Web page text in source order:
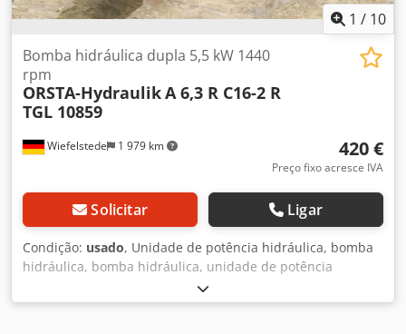
1 / 10
Wiefelstede 1 979 km
Bomba hidráulica dupla 5,5 kW 1440
rpm
ORSTA-HydraulikA 6,3 R C16-2 R
TGL 10859
420 €
Preço fixo acresce IVA
Solicitar Ligar
Condição: usado, Unidade de potência hidráulica, bomba
hidráulica, bomba hidráulica, unidade de potência
universal, bomba de engrenagens, bomba hidráulica
dupla -Fabricante: Orsta, bomba hidráulica dupla -Bomba